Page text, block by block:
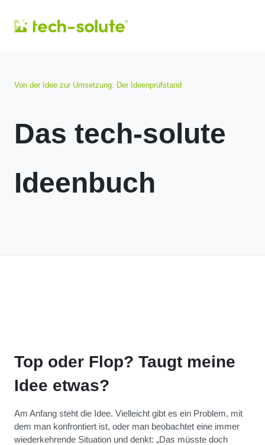
Von der Idee zur Umsetzung: Der Ideenprüfstand
Das tech-solute
Ideenbuch
Top oder Flop? Taugt meine
Idee etwas?
Am Anfang steht die Idee. Vielleicht gibt es ein Problem, mit
dem man konfrontiert ist, oder man beobachtet eine immer
wiederkehrende Situation und denkt: „Das müsste doch